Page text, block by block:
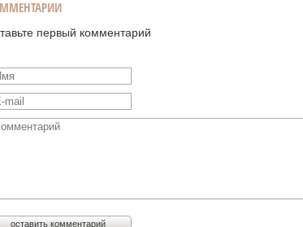
первый комментарий